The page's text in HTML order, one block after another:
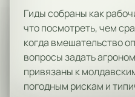
Гиды собраны как
что посмотреть, чем
когда вмешательство
вопросы задать
привязаны к
погодным рискам и